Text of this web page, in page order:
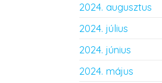
2024. augusztus
2024. július
2024. június
2024. május